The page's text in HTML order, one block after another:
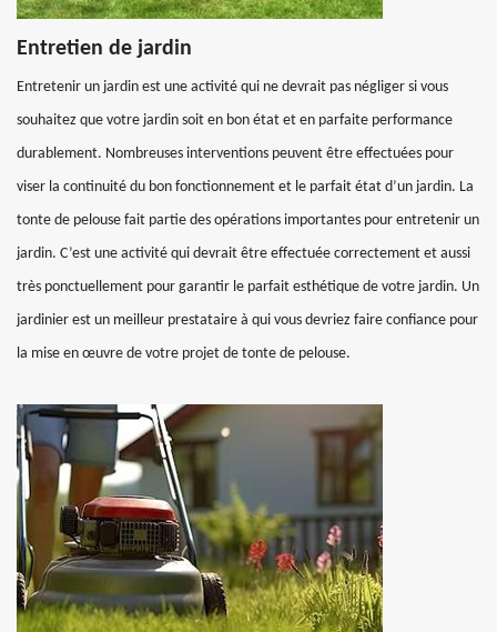
Entretien de jardin
Entretenir un jardin est une activité qui ne devrait pas négliger si vous
souhaitez que votre jardin soit en bon état et en parfaite performance
durablement. Nombreuses interventions peuvent être effectuées pour
viser la continuité du bon fonctionnement et le parfait état d’un jardin. La
tonte de pelouse fait partie des opérations importantes pour entretenir un
jardin. C’est une activité qui devrait être effectuée correctement et aussi
très ponctuellement pour garantir le parfait esthétique de votre jardin. Un
jardinier est un meilleur prestataire à qui vous devriez faire confiance pour
la mise en œuvre de votre projet de tonte de pelouse.